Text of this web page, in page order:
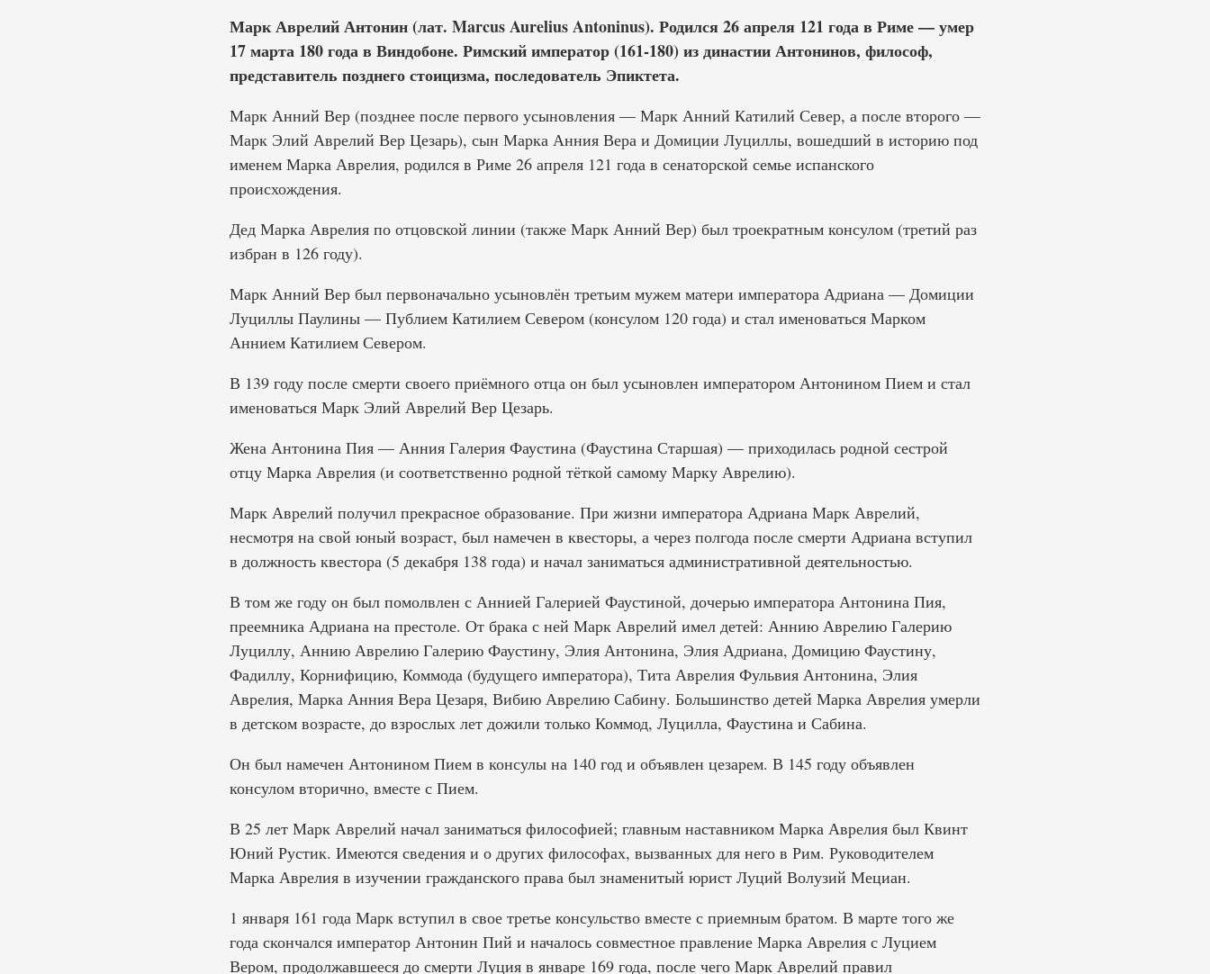
Марк Аврелий Антонин (лат. Marcus Aurelius Antoninus). Родился 26 апреля 121 года в Риме — умер
17 марта 180 года в Виндобоне. Римский император (161-180) из династии Антонинов, философ,
представитель позднего стоицизма, последователь Эпиктета.
Марк Анний Вер (позднее после первого усыновления — Марк Анний Катилий Север, а после второго —
Марк Элий Аврелий Вер Цезарь), сын Марка Анния Вера и Домиции Луциллы, вошедший в историю под
именем Марка Аврелия, родился в Риме 26 апреля 121 года в сенаторской семье испанского
происхождения.
Дед Марка Аврелия по отцовской линии (также Марк Анний Вер) был троекратным консулом (третий раз
избран в 126 году).
Марк Анний Вер был первоначально усыновлён третьим мужем матери императора Адриана — Домиции
Луциллы Паулины — Публием Катилием Севером (консулом 120 года) и стал именоваться Марком
Аннием Катилием Севером.
В 139 году после смерти своего приёмного отца он был усыновлен императором Антонином Пием и стал
именоваться Марк Элий Аврелий Вер Цезарь.
Жена Антонина Пия — Анния Галерия Фаустина (Фаустина Старшая) — приходилась родной сестрой
отцу Марка Аврелия (и соответственно родной тёткой самому Марку Аврелию).
Марк Аврелий получил прекрасное образование. При жизни императора Адриана Марк Аврелий,
несмотря на свой юный возраст, был намечен в квесторы, а через полгода после смерти Адриана вступил
в должность квестора (5 декабря 138 года) и начал заниматься административной деятельностью.
В том же году он был помолвлен с Аннией Галерией Фаустиной, дочерью императора Антонина Пия,
преемника Адриана на престоле. От брака с ней Марк Аврелий имел детей: Аннию Аврелию Галерию
Луциллу, Аннию Аврелию Галерию Фаустину, Элия Антонина, Элия Адриана, Домицию Фаустину,
Фадиллу, Корнифицию, Коммода (будущего императора), Тита Аврелия Фульвия Антонина, Элия
Аврелия, Марка Анния Вера Цезаря, Вибию Аврелию Сабину. Большинство детей Марка Аврелия умерли
в детском возрасте, до взрослых лет дожили только Коммод, Луцилла, Фаустина и Сабина.
Он был намечен Антонином Пием в консулы на 140 год и объявлен цезарем. В 145 году объявлен
консулом вторично, вместе с Пием.
В 25 лет Марк Аврелий начал заниматься философией; главным наставником Марка Аврелия был Квинт
Юний Рустик. Имеются сведения и о других философах, вызванных для него в Рим. Руководителем
Марка Аврелия в изучении гражданского права был знаменитый юрист Луций Волузий Мециан.
1 января 161 года Марк вступил в свое третье консульство вместе с приемным братом. В марте того же
года скончался император Антонин Пий и началось совместное правление Марка Аврелия с Луцием
Вером, продолжавшееся до смерти Луция в январе 169 года, после чего Марк Аврелий правил